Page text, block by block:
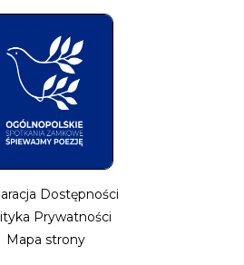
Dostępności
Prywatności
Mapa strony